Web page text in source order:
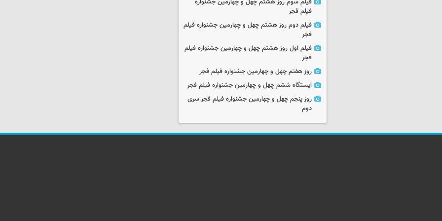
فیلم سوم روز هشتم چهل و چهارمین جشنواره
فیلم فجر
فیلم دوم روز هشتم چهل و چهارمین جشنواره فیلم
فجر
فیلم اول روز هشتم چهل و چهارمین جشنواره فیلم
فجر
روز هفتم چهل و چهارمین جشنواره فیلم فجر
ایستگاه ششم چهل و چهارمین جشنواره فیلم فجر
روز پنجم چهل و چهارمین جشنواره فیلم فجر سری
دوم